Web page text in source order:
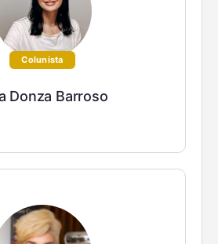
Colunista
Donza Barroso